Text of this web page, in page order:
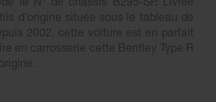
d'origine située sous le tableau de
2002, cette voiture est en parfait
en carrosserie cette Bentley Type R